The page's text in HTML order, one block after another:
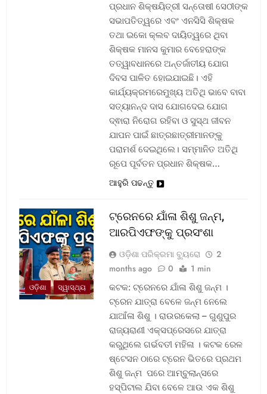
ପ୍ରଧାନ ଶିକ୍ଷୟିତ୍ରୀ ସନ୍ତୋଷୀ ସେଠୀଙ୍କ
ସଭାପତିତ୍ୱରେ ଏବଂ ଏନସିସି ଶିକ୍ଷକ
ତଥା ଇକୋ କ୍ଲବ ଦାୟିତ୍ୱରେ ଥିବା
ଶିକ୍ଷକ ମାନସ କୁମାର ବେହେରାଙ୍କ
ତତ୍ୱାବଧାନରେ ଅନ୍ତର୍ଜାତୀୟ ଯୋଗ
ଦିବସ ପାଳିତ ହୋଇଯାଇଛି। ଏହି
କାର୍ଯ୍ୟକ୍ରମରେମୁଖ୍ୟ ଅତିଥି ଭାବେ ବାବା
ସତ୍ୟାନନ୍ଦ ଦାସ ଯୋଗଦେଇ ଯୋଗ
ଦ୍ଵାରା ନିରୋଗ ରହିବା ଓ ସୁସ୍ଥ ଜୀବନ
ଯାପନ ପାଇଁ ଛାତ୍ରଛାତ୍ରୀମାନଙ୍କୁ
ପରାମର୍ଶ ଦେଇଥିଲେ। ସମ୍ମାନିତ ଅତିଥି
ରୂପେ ପୂର୍ବତନ ପ୍ରଧାନ ଶିକ୍ଷକ…
ଆହୁରି ପଢନ୍ତୁ
ଓଡ଼ିଶା ସ୍ୱାସ୍ଥ୍ୟ
ଟ୍ରେନରେ ଯାଁଳା ଶିଶୁ ଜନ୍ମ,
ଆରପିଏଫଙ୍କୁ ପ୍ରସଂଶା
ଓଡ଼ିଶା ପରିକ୍ରମା ବ୍ୟୁରୋ
2
months ago
0 1 min
କଟକ: ଟ୍ରେନରେ ଯାଁଳା ଶିଶୁ ଜନ୍ମ ।
ଟ୍ରେନ ଯାତ୍ରା ବେଳେ ଜନ୍ମ ନେଲେ
ଯାଆଁଳା ଶିଶୁ । ରାଉରକେଲା – ଗୁଣୁପୁର
ରାଜ୍ୟରାଣୀ ଏକ୍ସପ୍ରେସରେ ଯାତ୍ରା
କରୁଥିଲେ ଗର୍ଭବତୀ ମହିଳା । କଟକ ରେଳ
ଷ୍ଟେସନ ଠାରେ ଟ୍ରେନ ଭିତରେ ପ୍ରଥମ
ଶିଶୁ ଜନ୍ମ ପରେ ଆମ୍ବୁଲାନ୍ସରେ
ହସ୍ପିଟାଲ ଯିବା ବେଳେ ଆଉ ଏକ ଶିଶୁ